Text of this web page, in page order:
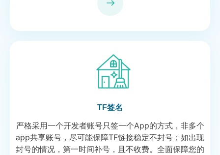
TF签名
严格采用一个开发者账号只签一个App的方式，非多个
app共享账号，尽可能保障TF链接稳定不封号；如出现
封号的情况，第一时间补号，且不收费。全面保障您的